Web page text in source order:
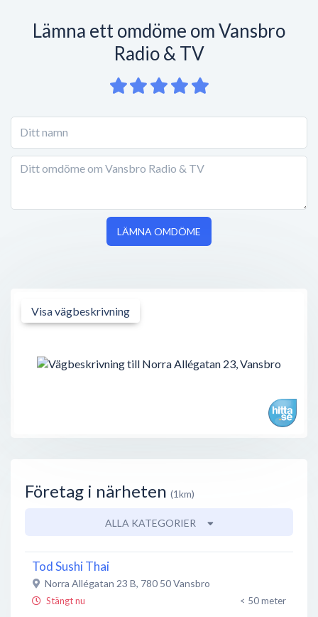
Lämna ett omdöme om Vansbro
Radio & TV
LÄMNA OMDÖME
Visa vägbeskrivning
Företag i närheten (1km)
ALLA KATEGORIER
Tod Sushi Thai
Norra Allégatan 23 B, 780 50Vansbro
Stängt nu < 50 meter